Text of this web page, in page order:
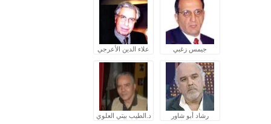
جيمس زغبي علاء الدين الأعرجي
رشاد أبو شاور د.الطيب بيتي العلوي